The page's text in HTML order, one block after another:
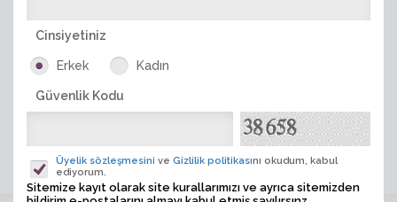
ÜYE ARA
Cinsiyetiniz
Erkek Kadın
Güvenlik Kodu
Üyelik sözleşmesini ve Gizlilik politikasını okudum, kabul
ediyorum.
Sitemize kayıt olarak site kurallarımızı ve ayrıca sitemizden